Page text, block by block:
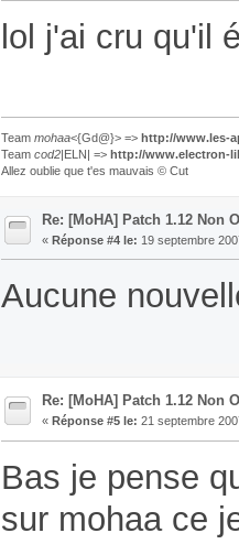
lol j'ai cru qu'il
Team mohaa<{Gd@}> => http://www.les-
Team cod2|ELN| => http://www.electron-
Allez oublie que t'es mauvais © Cut
Re: [MoHA] Patch 1.12 Non
« Réponse #4 le: 19 septembre
Aucune
Re: [MoHA] Patch 1.12 Non
« Réponse #5 le: 21 septembre
Bas je pense
sur mohaa ce